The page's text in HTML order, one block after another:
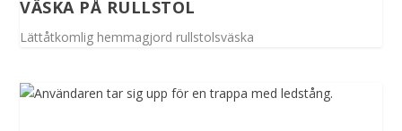
VÄSKA PÅ RULLSTOL
Lättåtkomlig hemmagjord rullstolsväska